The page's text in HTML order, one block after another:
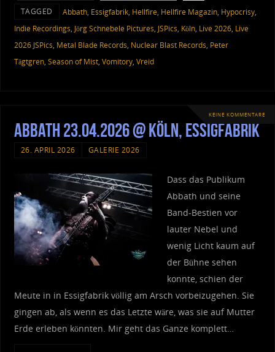
TAGGED Abbath, Essigfabrik, Hellfire, Hellfire Magazin, Hypocrisy,
Indie Recordings, Jörg Schnebele Pictures, JSPics, Köln, Live 2026, Live
2026 JSPics, Metal Blade Records, Nuclear Blast Records, Peter
Tägtgren, Season of Mist, Vomitory, Vreid
KEINE KOMMENTARE
Abbath 23.04.2026 @ Köln, Essigfabrik
26. APRIL 2026 GALERIE 2026
Dass das Publikum
Abbath und seine
Band-Bestien vor
lauter Nebel und
wenig Licht kaum auf
der Bühne sehen
konnte, schien der
Meute in in Essigfabrik völlig am Arsch vorbeizugehen. Sie
gingen ab, als wenn es das Letzte wäre, was sie auf Mutter
Erde erleben könnten. Mir geht das Ganze komplett…